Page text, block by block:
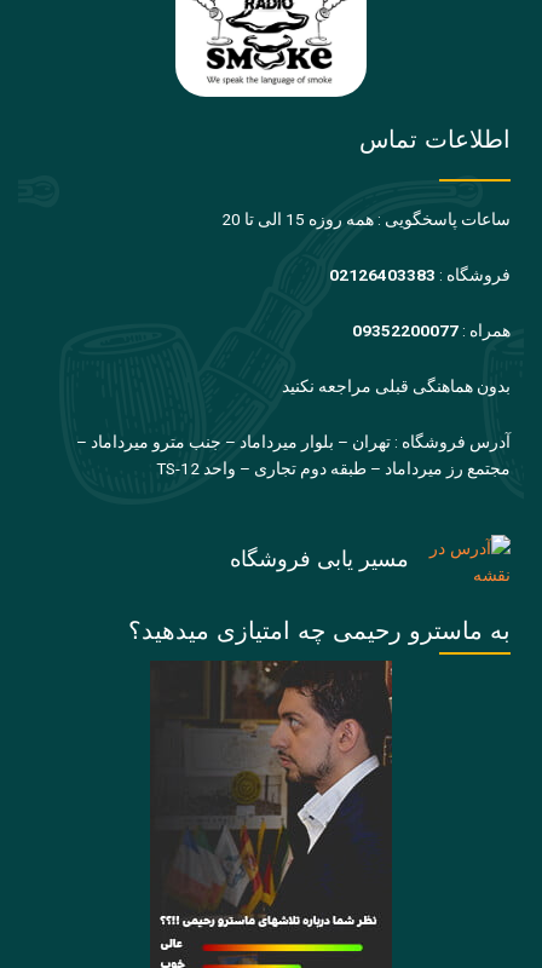
اطلاعات تماس
ساعات پاسخگویی : همه روزه 15 الی تا 20
فروشگاه : 02126403383
همراه : 09352200077
بدون هماهنگی قبلی مراجعه نکنید
آدرس فروشگاه : تهران – بلوار میرداماد – جنب مترو میرداماد –
مجتمع رز میرداماد – طبقه دوم تجاری – واحد TS-12
مسیر یابی فروشگاه
به ماسترو رحیمی چه امتیازی میدهید؟